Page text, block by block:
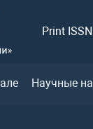
Print
Научные